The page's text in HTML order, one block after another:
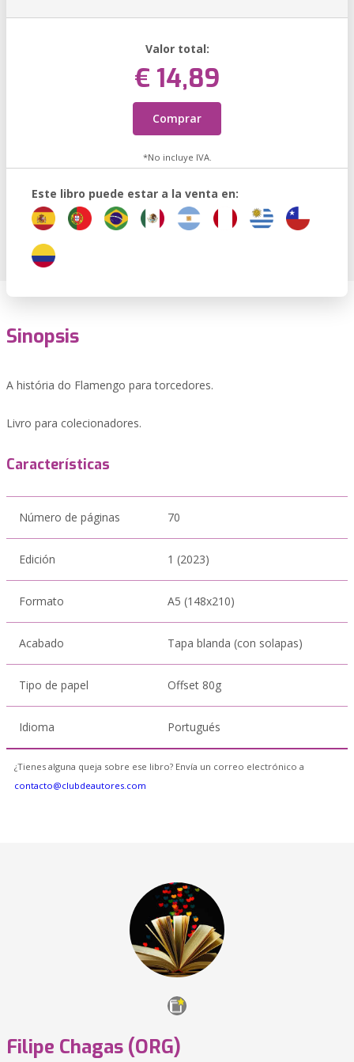
Valor total:
€ 14,89
Comprar
*No incluye IVA.
Este libro puede estar a la venta en:
Sinopsis
A história do Flamengo para torcedores.
Livro para colecionadores.
Características
Número de páginas 70
Edición 1 (2023)
Formato A5 (148x210)
Acabado Tapa blanda (con solapas)
Tipo de papel Offset 80g
Idioma Portugués
¿Tienes alguna queja sobre ese libro? Envía un correo electrónico a
contacto@clubdeautores.com
Filipe Chagas (ORG)